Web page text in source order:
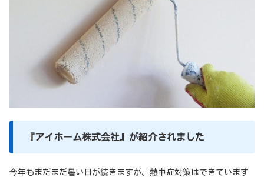
『アイホーム株式会社』が紹介されました
今年もまだまだ暑い日が続きますが、熱中症対策はできています